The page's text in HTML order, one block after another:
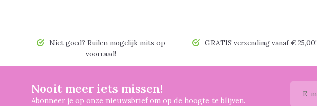
Niet goed? Ruilen mogelijk mits op
voorraad!
GRATIS verzending vanaf € 25,00!
Nooit meer iets missen!
Abonneer je op onze nieuwsbrief om op de hoogte te blijven.